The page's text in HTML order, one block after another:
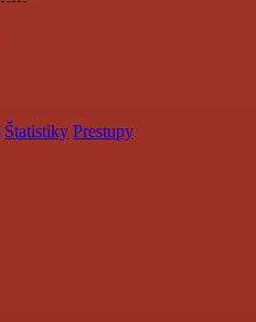
Štatistiky Prestupy